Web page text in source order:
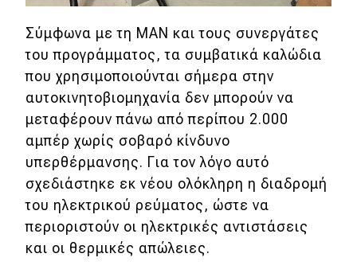
Παρουσιάσεις
DRIVE Away
MOTO
Μεταχειρισμένο
Οδηγός αγοράς
Συμβουλές
Σύμφωνα με τη MAN και τους συνεργάτες
του προγράμματος, τα συμβατικά καλώδια
που χρησιμοποιούνται σήμερα στην
αυτοκινητοβιομηχανία δεν μπορούν να
μεταφέρουν πάνω από περίπου 2.000
αμπέρ χωρίς σοβαρό κίνδυνο
υπερθέρμανσης. Για τον λόγο αυτό
σχεδιάστηκε εκ νέου ολόκληρη η διαδρομή
του ηλεκτρικού ρεύματος, ώστε να
περιοριστούν οι ηλεκτρικές αντιστάσεις
και οι θερμικές απώλειες.